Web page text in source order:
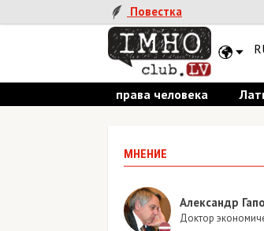
Повестка
права человека
МНЕНИЕ
Александр
Доктор